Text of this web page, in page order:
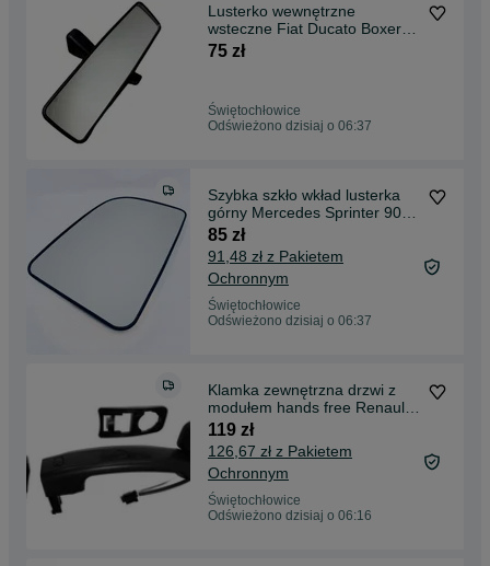
Lusterko wewnętrzne
wsteczne Fiat Ducato Boxer
Jumper 2006 - 14 NOWE
75 zł
Świętochłowice
Odświeżono dzisiaj o 06:37
Szybka szkło wkład lusterka
górny Mercedes Sprinter 907
910 po 2018
85 zł
91,48 zł z Pakietem
Ochronnym
Świętochłowice
Odświeżono dzisiaj o 06:37
Klamka zewnętrzna drzwi z
modułem hands free Renault
Master NV400
119 zł
126,67 zł z Pakietem
Ochronnym
Świętochłowice
Odświeżono dzisiaj o 06:16